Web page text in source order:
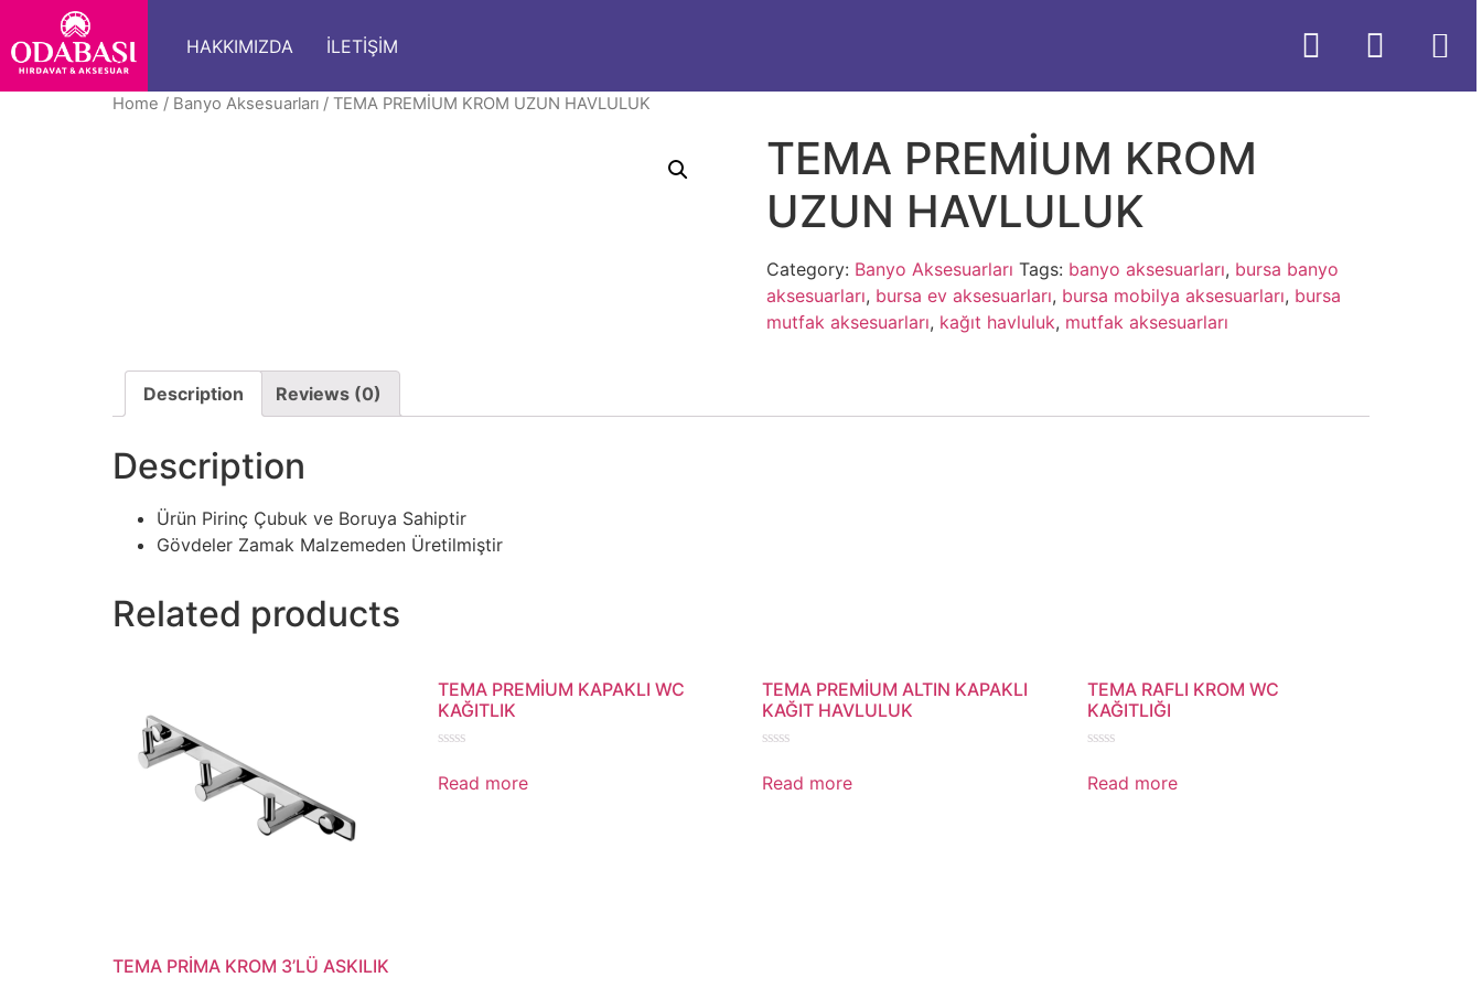
HAKKIMIZDA İLETIŞIM
Home / Banyo Aksesuarları / TEMA PREMİUM KROM UZUN HAVLULUK
TEMA PREMİUM KROM
UZUN HAVLULUK
Category: Banyo Aksesuarları Tags: banyo aksesuarları, bursa banyo
aksesuarları, bursa ev aksesuarları, bursa mobilya aksesuarları, bursa
mutfak aksesuarları, kağıt havluluk, mutfak aksesuarları
Description Reviews (0)
Description
Ürün Pirinç Çubuk ve Boruya Sahiptir
Gövdeler Zamak Malzemeden Üretilmiştir
Related products
TEMA PRİMA KROM 3’LÜ ASKILIK
TEMA PREMİUM KAPAKLI WC
KAĞITLIK
0
out
Read more
TEMA PREMİUM ALTIN KAPAKLI
KAĞIT HAVLULUK
0
out
Read more
TEMA RAFLI KROM WC
KAĞITLIĞI
0
out
Read more